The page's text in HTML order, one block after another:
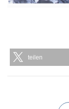
teilen